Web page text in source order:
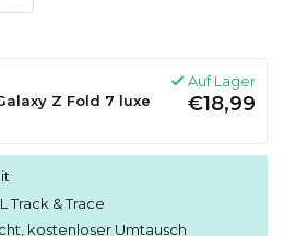
Z Fold 7 luxe
Auf Lager
€18,99
Track & Trace
kostenloser Umtausch